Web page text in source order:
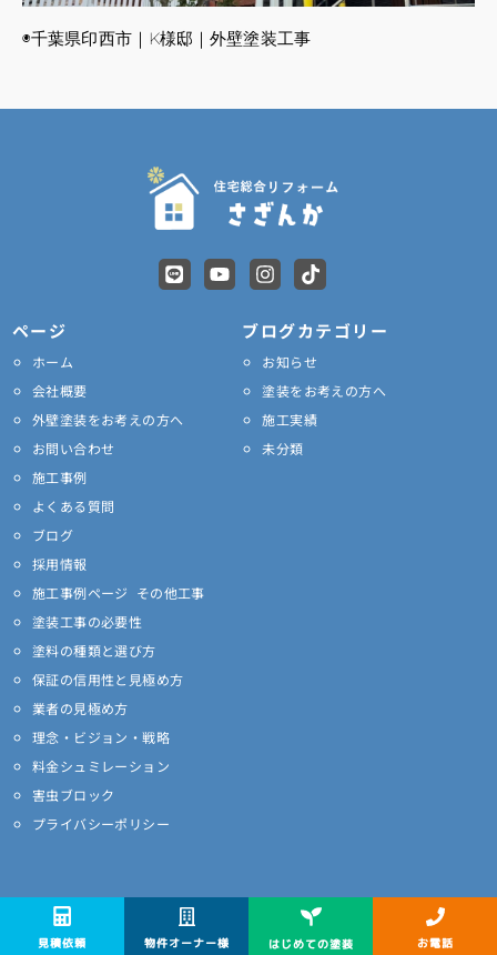
◉千葉県印西市｜K様邸｜外壁塗装工事
L
i
Y
o
I
n
t
g
r
m
T
i
t
k
ページ
ホーム
会社概要
外壁塗装をお考えの方へ
お問い合わせ
施工事例
よくある質問
ブログ
採用情報
施工事例ページ その他工事
塗装工事の必要性
塗料の種類と選び方
保証の信用性と見極め方
業者の見極め方
理念・ビジョン・戦略
料金シュミレーション
害虫ブロック
プライバシーポリシー
ブログカテゴリー
お知らせ
塗装をお考えの方へ
施工実績
未分類
見積依頼 物件オーナー様 はじめての塗装 お電話